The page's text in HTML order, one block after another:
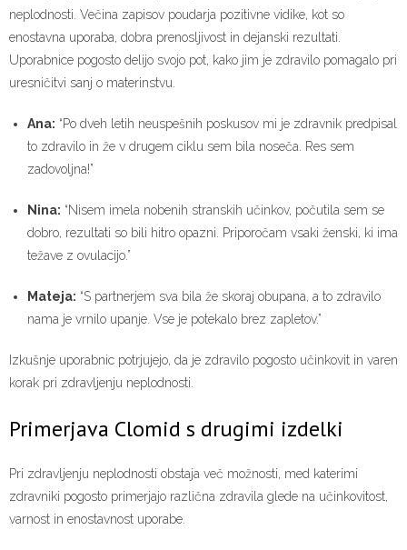
neplodnosti. Večina zapisov poudarja pozitivne vidike, kot so
enostavna uporaba, dobra prenosljivost in dejanski rezultati.
Uporabnice pogosto delijo svojo pot, kako jim je zdravilo pomagalo pri
uresničitvi sanj o materinstvu.
Ana: “Po dveh letih neuspešnih poskusov mi je zdravnik predpisal
to zdravilo in že v drugem ciklu sem bila noseča. Res sem
zadovoljna!”
Nina: “Nisem imela nobenih stranskih učinkov, počutila sem se
dobro, rezultati so bili hitro opazni. Priporočam vsaki ženski, ki ima
težave z ovulacijo.”
Mateja: “S partnerjem sva bila že skoraj obupana, a to zdravilo
nama je vrnilo upanje. Vse je potekalo brez zapletov.”
Izkušnje uporabnic potrjujejo, da je zdravilo pogosto učinkovit in varen
korak pri zdravljenju neplodnosti.
Primerjava Clomid s drugimi izdelki
Pri zdravljenju neplodnosti obstaja več možnosti, med katerimi
zdravniki pogosto primerjajo različna zdravila glede na učinkovitost,
varnost in enostavnost uporabe.